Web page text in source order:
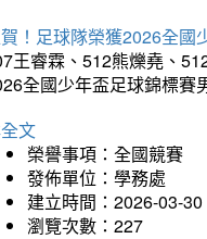
！足球隊榮獲2026全國
王睿霖、512熊爍堯、
全國少年盃足球錦標賽
文
榮譽事項：全國競賽
發佈單位：學務處
建立時間：2026-03-30
瀏覽次數：227